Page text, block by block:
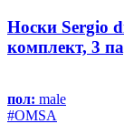
Носки Sergio
комплект, 3
пол: male
#OMSA